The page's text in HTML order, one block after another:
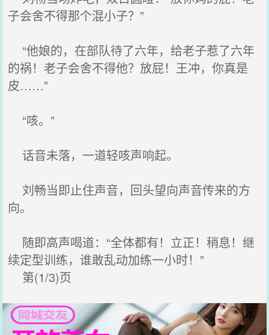
子会舍不得那个混小子？”
“他娘的，在部队待了六年，给老子惹了六年
的祸！老子会舍不得他？放屁！王冲，你真是
皮……”
“咳。”
话音未落，一道轻咳声响起。
刘畅当即止住声音，回头望向声音传来的方
向。
随即高声喝道：“全体都有！立正！稍息！继
续定型训练，谁敢乱动加练一小时！”
第(1/3)页